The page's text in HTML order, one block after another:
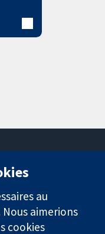
nous
Actualités
Service de
au
aimerions
cookies